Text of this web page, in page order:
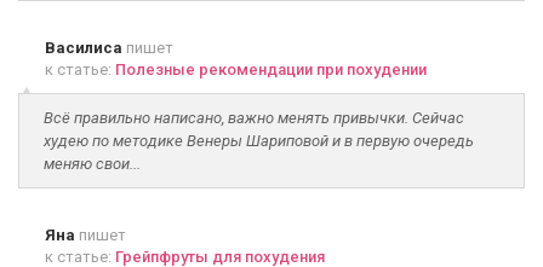
Василиса пишет
к статье: Полезные рекомендации при похудении
Всё правильно написано, важно менять привычки. Сейчас
худею по методике Венеры Шариповой и в первую очередь
меняю свои...
Яна пишет
к статье: Грейпфруты для похудения